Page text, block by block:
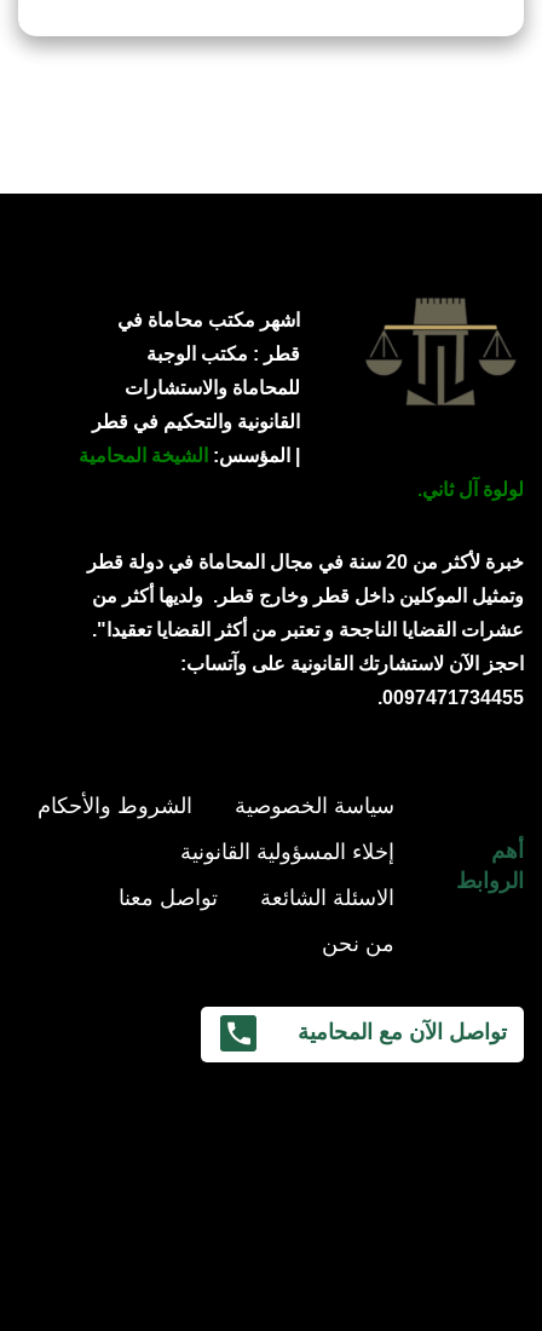
اشهر مكتب محاماة في
قطر : مكتب الوجبة
للمحاماة والاستشارات
القانونية والتحكيم في قطر
| المؤسس: الشيخة المحامية
لولوة آل ثاني.
خبرة لأكثر من 20 سنة في مجال المحاماة في دولة قطر
وتمثيل الموكلين داخل قطر وخارج قطر. ولديها أكثر من
عشرات القضايا الناجحة و تعتبر من أكثر القضايا تعقيدا".
احجز الآن لاستشارتك القانونية على وآتساب:
0097471734455.
أهم
الروابط
سياسة الخصوصية
الشروط والأحكام
إخلاء المسؤولية القانونية
الاسئلة الشائعة
تواصل معنا
من نحن
تواصل الآن مع المحامية